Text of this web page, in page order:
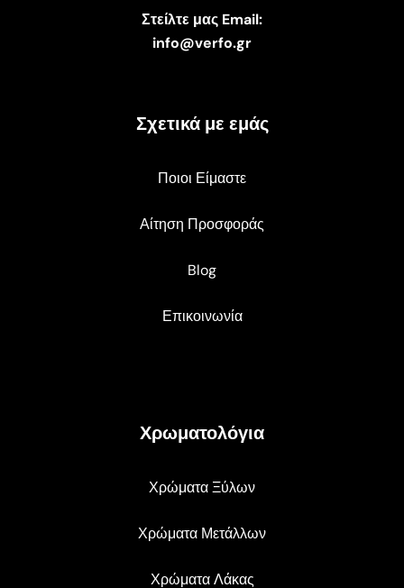
Στείλτε μας Email:
info@verfo.gr
Σχετικά με εμάς
Ποιοι Είμαστε
Αίτηση Προσφοράς
Blog
Επικοινωνία
Χρωματολόγια
Χρώματα Ξύλων
Χρώματα Μετάλλων
Χρώματα Λάκας